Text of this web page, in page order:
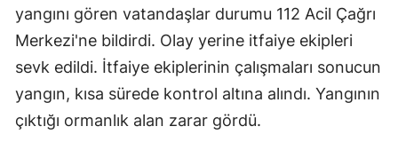
yangını gören vatandaşlar durumu 112 Acil Çağrı
Merkezi'ne bildirdi. Olay yerine itfaiye ekipleri
sevk edildi. İtfaiye ekiplerinin çalışmaları sonucun
yangın, kısa sürede kontrol altına alındı. Yangının
çıktığı ormanlık alan zarar gördü.